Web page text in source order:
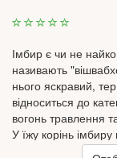
Імбир є чи не
називають
нього яскравий,
відноситься до
вогонь травлення
У їжу корінь
давніх часів.